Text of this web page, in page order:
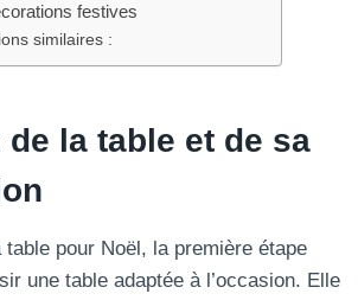
festives
similaires :
la table et de sa
table pour Noël, la première étape
une table adaptée à l’occasion. Elle